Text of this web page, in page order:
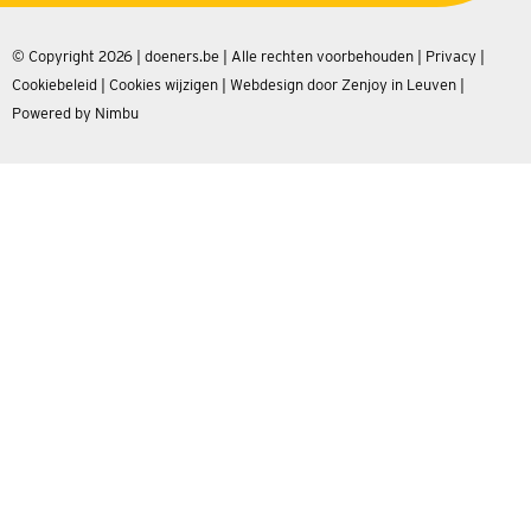
© Copyright 2026 | doeners.be | Alle rechten voorbehouden | Privacy
Cookiebeleid
Cookies wijzigen Webdesign door Zenjoy in Leuven
Powered by Nimbu